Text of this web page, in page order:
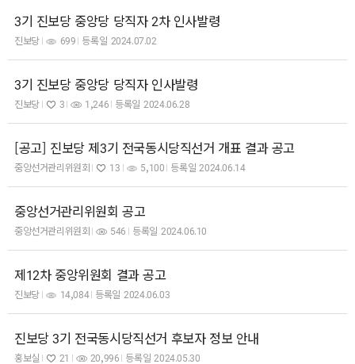
3기 진보당 중앙당 당직자 2차 인사발령
진보당 699 등록일 2024.07.02
3기 진보당 중앙당 당직자 인사발령
진보당 3 1,246 등록일 2024.06.28
[공고] 진보당 제3기 전국동시당직선거 개표 결과 공고
중앙선거관리위원회 13 5,100 등록일 2024.06.14
중앙선거관리위원회 공고
중앙선거관리위원회 546 등록일 2024.06.10
제12차 중앙위원회 결과 공고
진보당 14,084 등록일 2024.06.03
진보당 3기 전국동시당직선거 후보자 정보 안내
홍보실 21 20,996 등록일 2024.05.30